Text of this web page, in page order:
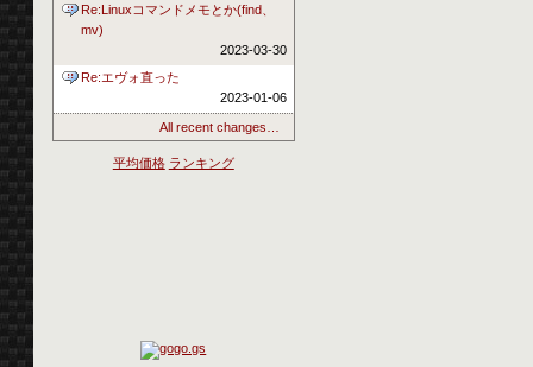
Re:Linuxコマンドメモとか(find、
mv)
2023-03-30
Re:エヴォ直った
2023-01-06
All recent changes…
平均価格 ランキング